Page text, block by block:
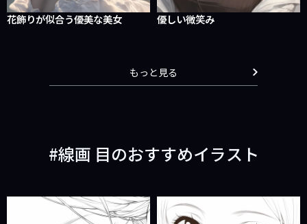
花飾りが似合う優美な美女 優しい微笑み
もっと見る
線画 目のおすすめイラスト